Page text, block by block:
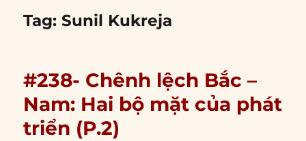
Tag:Sunil Kukreja
#238- Chênh lệch Bắc –
Nam: Hai bộ mặt của phát
triển (P.2)